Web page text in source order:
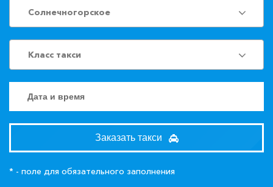
Солнечногорское
Класс такси
Заказать такси
* - поле для обязательного заполнения